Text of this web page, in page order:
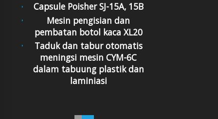
Capsule Poisher SJ-15A, 15B
Mesin pengisian dan
pembatan botol kaca XL20
Taduk dan tabur otomatis
meningsi mesin CYM-6C
dalam tabuung plastik dan
laminiasi